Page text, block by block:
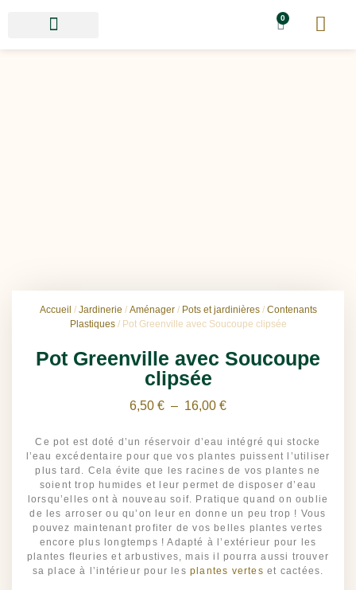
0
Accueil / Jardinerie / Aménager/ Pots et jardinières/ Contenants
Plastiques/ Pot Greenville avec Soucoupe clipsée
Pot Greenville avec Soucoupe
clipsée
6,50 € – 16,00 €
Ce pot est doté d’un réservoir d’eau intégré qui stocke
l’eau excédentaire pour que vos plantes puissent l’utiliser
plus tard. Cela évite que les racines de vos plantes ne
soient trop humides et leur permet de disposer d’eau
lorsqu’elles ont à nouveau soif. Pratique quand on oublie
de les arroser ou qu’on leur en donne un peu trop ! Vous
pouvez maintenant profiter de vos belles plantes vertes
encore plus longtemps ! Adapté à l’extérieur pour les
plantes fleuries et arbustives, mais il pourra aussi trouver
sa place à l’intérieur pour lesplantes vertes et cactées.